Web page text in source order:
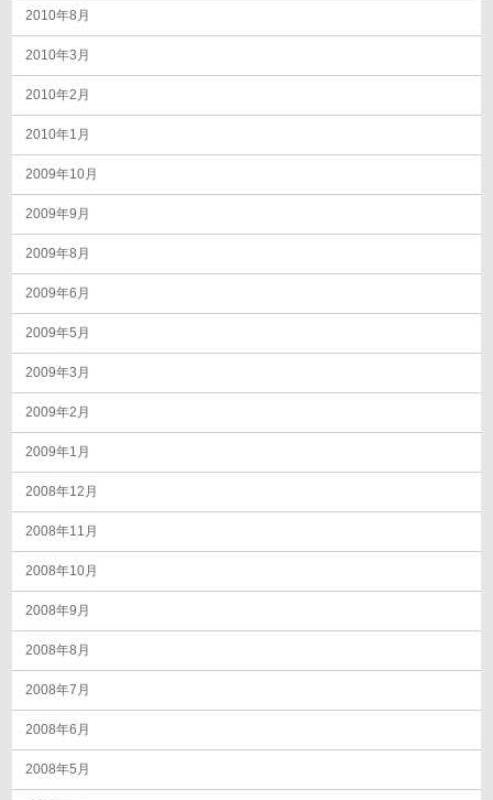
2010年8月
2010年3月
2010年2月
2010年1月
2009年10月
2009年9月
2009年8月
2009年6月
2009年5月
2009年3月
2009年2月
2009年1月
2008年12月
2008年11月
2008年10月
2008年9月
2008年8月
2008年7月
2008年6月
2008年5月